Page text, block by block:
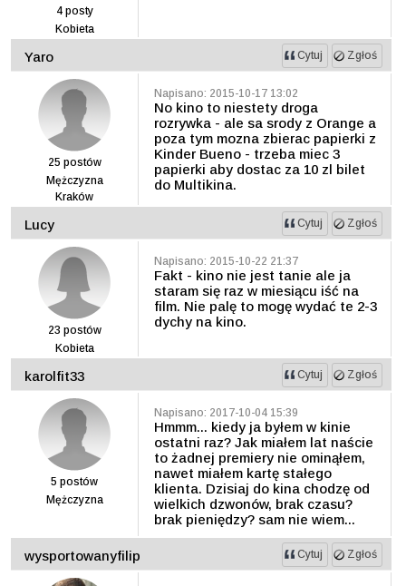
4 posty
Kobieta
Yaro Zgłoś
Cytuj
25 postów
Mężczyzna
Kraków
Napisano: 2015-10-17 13:02
No kino to niestety droga
rozrywka - ale sa srody z Orange a
poza tym mozna zbierac papierki z
Kinder Bueno - trzeba miec 3
papierki aby dostac za 10 zl bilet
do Multikina.
Lucy Zgłoś
Cytuj
23 postów
Kobieta
Napisano: 2015-10-22 21:37
Fakt - kino nie jest tanie ale ja
staram się raz w miesiącu iść na
film. Nie palę to mogę wydać te 2-3
dychy na kino.
karolfit33 Zgłoś
Cytuj
5 postów
Mężczyzna
Napisano: 2017-10-04 15:39
Hmmm... kiedy ja byłem w kinie
ostatni raz? Jak miałem lat naście
to żadnej premiery nie ominąłem,
nawet miałem kartę stałego
klienta. Dzisiaj do kina chodzę od
wielkich dzwonów, brak czasu?
brak pieniędzy? sam nie wiem...
wysportowanyfilip Zgłoś
Cytuj